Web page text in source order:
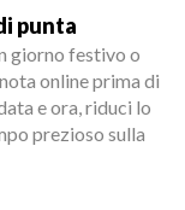
punta
giorno festivo o
online prima di
e ora, riduci lo
prezioso sulla